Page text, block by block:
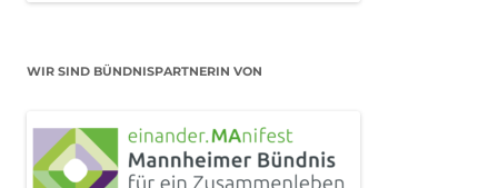
WIR SIND BÜNDNISPARTNERIN VON